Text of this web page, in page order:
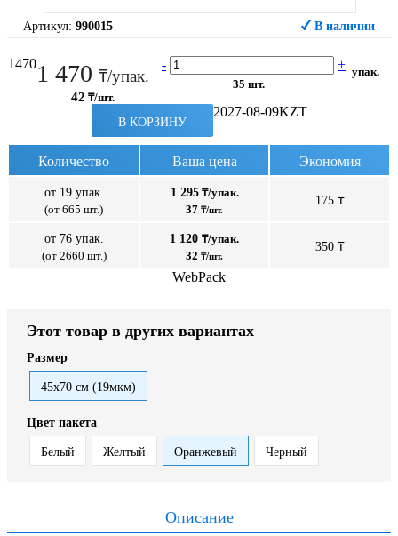
Артикул: 990015 В наличии
14701 470 ₸/упак.
42 ₸/шт.
- +
35 шт.
упак.
В КОРЗИНУ
2027-08-09KZT
Количество Ваша цена Экономия
от 19 упак.
(от 665 шт.)
1 295₸/упак.
37 ₸/шт.
175 ₸
от 76 упак.
(от 2660 шт.)
1 120 ₸/упак.
32 ₸/шт.
350 ₸
WebPack
Этот товар в других вариантах
Размер
45x70 см (19мкм)
Цвет пакета
Белый Желтый Оранжевый Черный
Описание